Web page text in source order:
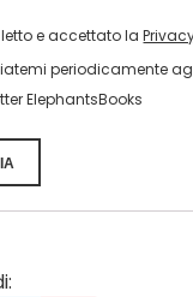
letto e accettato la
periodicamente
ElephantsBooks